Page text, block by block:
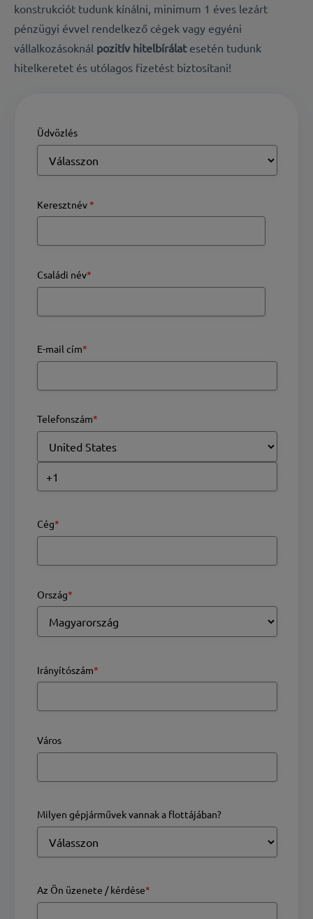
konstrukciót tudunk kínálni, minimum 1 éves lezárt
pénzügyi évvel rendelkező cégek vagy egyéni
vállalkozásoknál pozitív hitelbírálatesetén tudunk
hitelkeretet és utólagos fizetést biztosítani!
Üdvözlés
Keresztnév*
Családi név*
E-mail cím*
Telefonszám*
Cég*
Ország*
Irányítószám*
Város
Milyen gépjárművek vannak a flottájában?
Az Ön üzenete / kérdése*